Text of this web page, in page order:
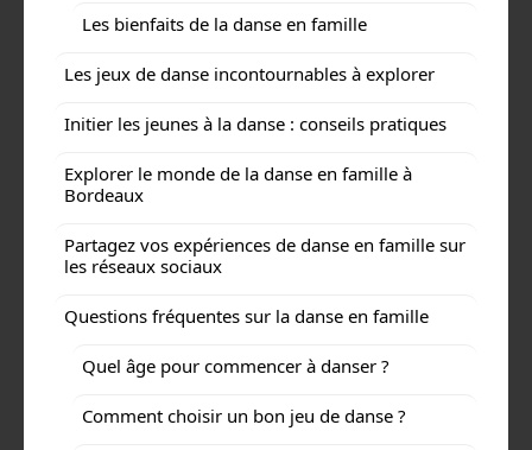
Les bienfaits de la danse en famille
Les jeux de danse incontournables à explorer
Initier les jeunes à la danse : conseils pratiques
Explorer le monde de la danse en famille à
Bordeaux
Partagez vos expériences de danse en famille sur
les réseaux sociaux
Questions fréquentes sur la danse en famille
Quel âge pour commencer à danser ?
Comment choisir un bon jeu de danse ?